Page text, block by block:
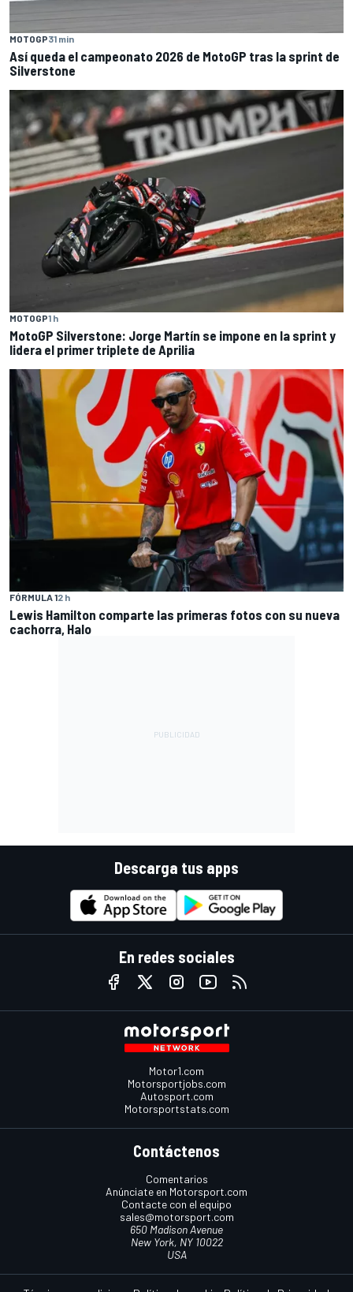
MOTOGP31 min
Así queda el campeonato 2026 de MotoGP tras la sprint de
Silverstone
MOTOGP1 h
MotoGP Silverstone: Jorge Martín se impone en la sprint y
lidera el primer triplete de Aprilia
FÓRMULA 12 h
Lewis Hamilton comparte las primeras fotos con su nueva
cachorra, Halo
Descarga tus apps
En redes sociales
Motor1.com
Motorsportjobs.com
Autosport.com
Motorsportstats.com
Contáctenos
Comentarios
Anúnciate en Motorsport.com
Contacte con el equipo
sales@motorsport.com
650 Madison Avenue
New York, NY 10022
USA